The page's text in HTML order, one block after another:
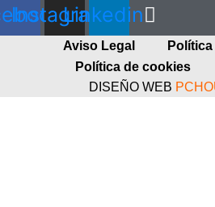
Instagram
Linkedin
Aviso Legal
Política de cookies
DISEÑO WEB